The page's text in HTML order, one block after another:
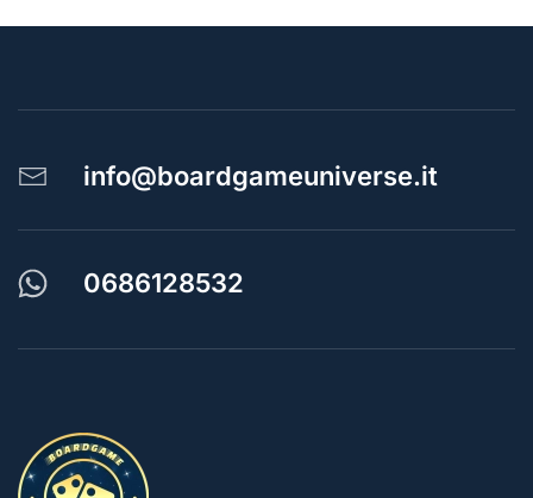
info@boardgameuniverse.it
0686128532